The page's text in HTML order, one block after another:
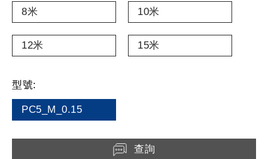
8米 10米
12米 15米
型號:
PC5_M_0.15
查詢